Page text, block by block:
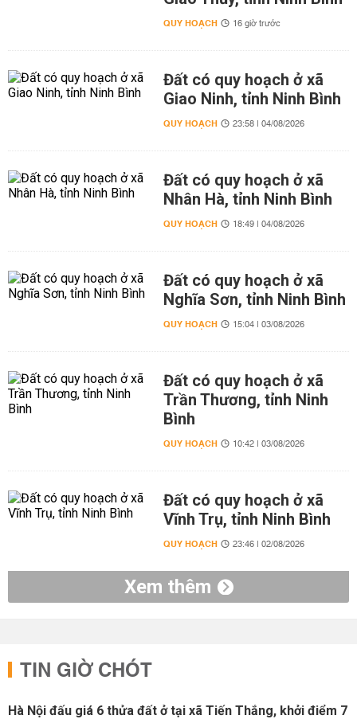
QUY HOẠCH 16 giờ trước
Đất có quy hoạch ở xã
Giao Ninh, tỉnh Ninh Bình
QUY HOẠCH 23:58 | 04/08/2026
Đất có quy hoạch ở xã
Nhân Hà, tỉnh Ninh Bình
QUY HOẠCH 18:49 | 04/08/2026
Đất có quy hoạch ở xã
Nghĩa Sơn, tỉnh Ninh Bình
QUY HOẠCH 15:04 | 03/08/2026
Đất có quy hoạch ở xã
Trần Thương, tỉnh Ninh
Bình
QUY HOẠCH 10:42 | 03/08/2026
Đất có quy hoạch ở xã
Vĩnh Trụ, tỉnh Ninh Bình
QUY HOẠCH 23:46 | 02/08/2026
Xem thêm
TIN GIỜ CHÓT
Hà Nội đấu giá 6 thửa đất ở tại xã Tiến Thắng, khởi điểm 7